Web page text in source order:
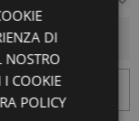
DI
I COOKIE
POLICY